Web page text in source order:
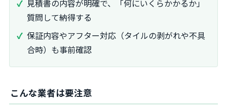
見積書の内容が明確で、「何にいくらかかるか」
質問して納得する
保証内容やアフター対応（タイルの剥がれや不具
合時）も事前確認
こんな業者は要注意